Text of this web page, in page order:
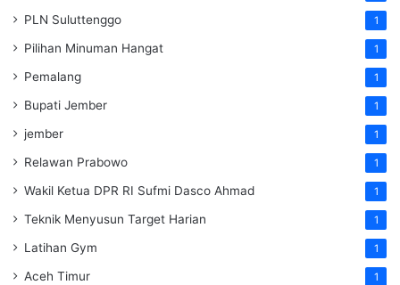
PLN Suluttenggo 1
Pilihan Minuman Hangat 1
Pemalang 1
Bupati Jember 1
jember 1
Relawan Prabowo 1
Wakil Ketua DPR RI Sufmi Dasco Ahmad 1
Teknik Menyusun Target Harian 1
Latihan Gym 1
Aceh Timur 1